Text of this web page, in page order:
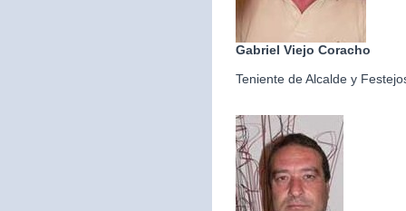
Gabriel Viejo Coracho
Teniente de Alcalde y